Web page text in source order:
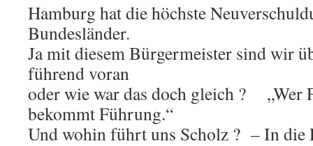
Hamburg hat die höchste
Bundesländer.
Ja mit diesem Bürgermeister sind wir
führend voran
oder wie war das doch gleich ? „Wer
bekommt Führung.“
Und wohin führt uns Scholz ? – In die